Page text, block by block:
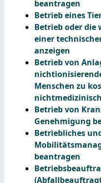
beantragen
Betrieb eines
Betrieb oder die
einer
anzeigen
Betrieb von
Menschen zu
Betrieb von
Genehmigung
Betriebliches
beantragen